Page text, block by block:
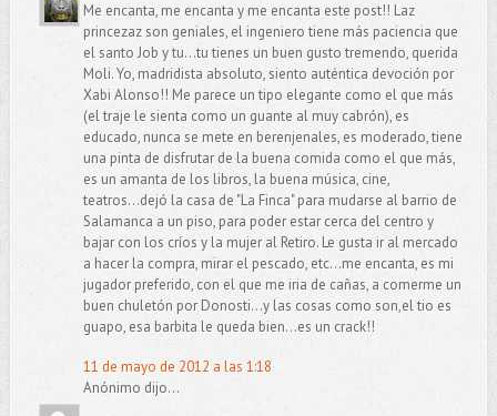
Me encanta, me encanta y me encanta este post!! Laz
princezaz son geniales, el ingeniero tiene más paciencia que
el santo Job y tu...tu tienes un buen gusto tremendo, querida
Moli. Yo, madridista absoluto, siento auténtica devoción por
Xabi Alonso!! Me parece un tipo elegante como el que más
(el traje le sienta como un guante al muy cabrón), es
educado, nunca se mete en berenjenales, es moderado, tiene
una pinta de disfrutar de la buena comida como el que más,
es un amanta de los libros, la buena música, cine,
teatros...dejó la casa de "La Finca" para mudarse al barrio de
Salamanca a un piso, para poder estar cerca del centro y
bajar con los críos y la mujer al Retiro. Le gusta ir al mercado
a hacer la compra, mirar el pescado, etc...me encanta, es mi
jugador preferido, con el que me iria de cañas, a comerme un
buen chuletón por Donosti...y las cosas como son,el tio es
guapo, esa barbita le queda bien...es un crack!!
11 de mayo de 2012 a las 1:18
Anónimo dijo...